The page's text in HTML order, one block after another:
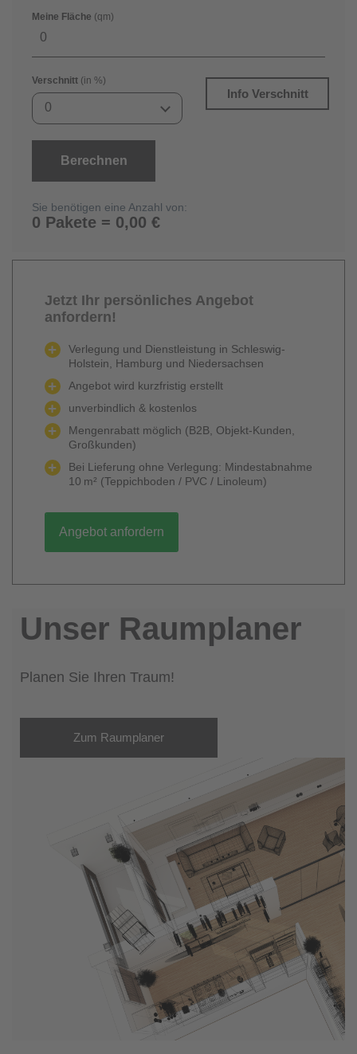
Meine Fläche (qm)
Verschnitt (in %)
0
Info Verschnitt
Berechnen
Sie benötigen eine Anzahl von:
0 Pakete = 0,00 €
Jetzt Ihr persönliches Angebot
anfordern!
Verlegung und Dienstleistung in Schleswig-
Holstein, Hamburg und Niedersachsen
Angebot wird kurzfristig erstellt
unverbindlich & kostenlos
Mengenrabatt möglich (B2B, Objekt-Kunden,
Großkunden)
Bei Lieferung ohne Verlegung: Mindestabnahme
10 m² (Teppichboden / PVC / Linoleum)
Angebot anfordern
Unser Raumplaner
Planen Sie Ihren Traum!
Zum Raumplaner